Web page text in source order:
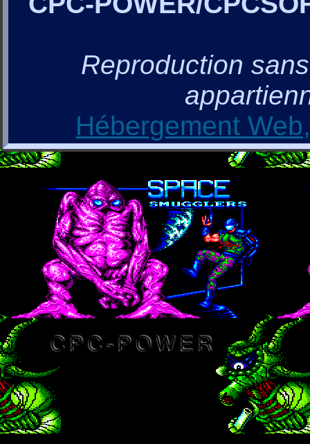
Reproduction
Hébergement